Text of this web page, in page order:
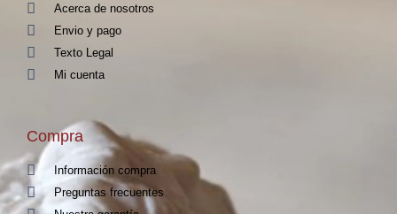
Acerca de nosotros
Envio y pago
Texto Legal
Mi cuenta
Compra
Información compra
Preguntas frecuentes